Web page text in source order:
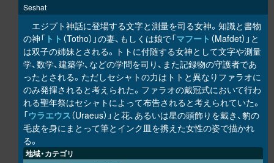
Seshat
エジプト神話に登場する文字と測量を司る女神。知識と書物
の神「 トト （Totho）」の妻、もしくは娘で「マフート （Mafdet）」と
は双子の姉妹とされる。トトに付随する女神として文字や測量
学、数学、建築学、などの学問を司り、また記録物の守護者であ
ったとされる。ただしセシャトの力はトトと異なりファラオに
のみ発揮されると考えられた。ファラオの戴冠式において行わ
れる聖年祭はセシャトによって布告されると考えられていた。
「ウラエウス（Uraeus）」と花、あるいは星の頭飾りを戴き、豹の
毛皮を身にまとって筆とインク皿を携えた女性の姿で描かれ
る。
地域・カテゴリ